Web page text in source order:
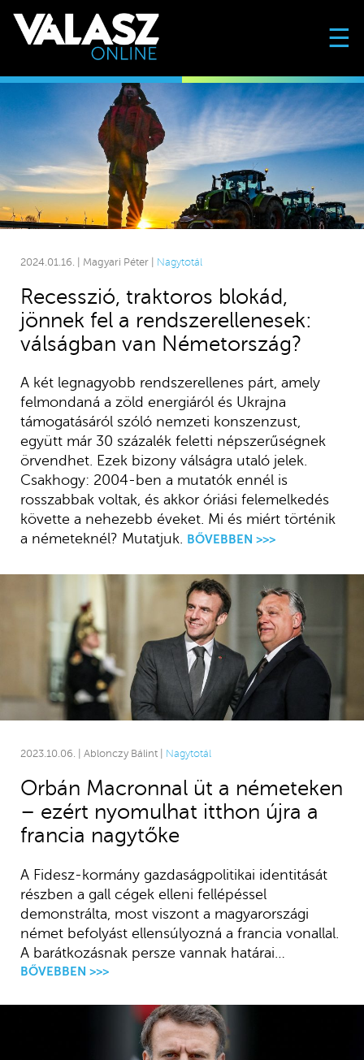
☰
2024.01.16. | Magyari Péter | Nagytotál
Recesszió, traktoros blokád,
jönnek fel a rendszerellenesek:
válságban van Németország?
A két legnagyobb rendszerellenes párt, amely
felmondaná a zöld energiáról és Ukrajna
támogatásáról szóló nemzeti konszenzust,
együtt már 30 százalék feletti népszerűségnek
örvendhet. Ezek bizony válságra utaló jelek.
Csakhogy: 2004-ben a mutatók ennél is
rosszabbak voltak, és akkor óriási felemelkedés
követte a nehezebb éveket. Mi és miért történik
a németeknél? Mutatjuk. BŐVEBBEN >>>
2023.10.06. | Ablonczy Bálint | Nagytotál
Orbán Macronnal üt a németeken
– ezért nyomulhat itthon újra a
francia nagytőke
A Fidesz-kormány gazdaságpolitikai identitását
részben a gall cégek elleni fellépéssel
demonstrálta, most viszont a magyarországi
német befolyást ellensúlyozná a francia vonallal.
A barátkozásnak persze vannak határai…
BŐVEBBEN >>>